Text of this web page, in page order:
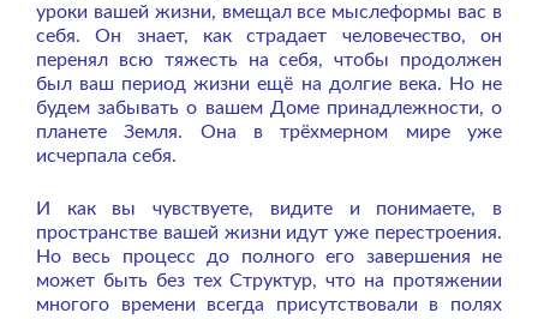
уроки вашей жизни, вмещал все мыслеформы вас в
себя. Он знает, как страдает человечество, он
перенял всю тяжесть на себя, чтобы продолжен
был ваш период жизни ещё на долгие века. Но не
будем забывать о вашем Доме принадлежности, о
планете Земля. Она в трёхмерном мире уже
исчерпала себя.
И как вы чувствуете, видите и понимаете, в
пространстве вашей жизни идут уже перестроения.
Но весь процесс до полного его завершения не
может быть без тех Структур, что на протяжении
многого времени всегда присутствовали в полях